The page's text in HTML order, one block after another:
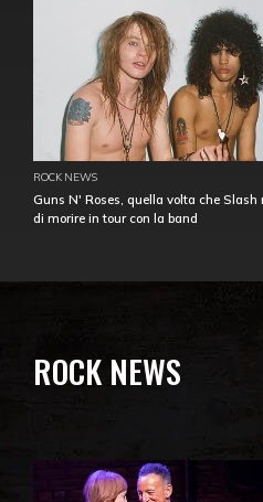
ROCK NEWS
Guns N' Roses, quella volta che Slash
di morire in tour con la band
ROCK NEWS